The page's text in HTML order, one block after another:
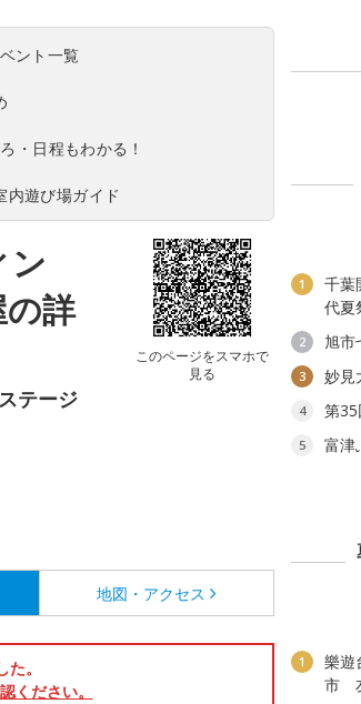
ント一覧
・日程もわかる！
内遊び場ガイド
詳
テージ
このページをスマホで
見る
地図・アクセス
。
ください。
1
千葉
代夏
2 旭市
3 妙見
4 第
5
富津
1
樂遊
市